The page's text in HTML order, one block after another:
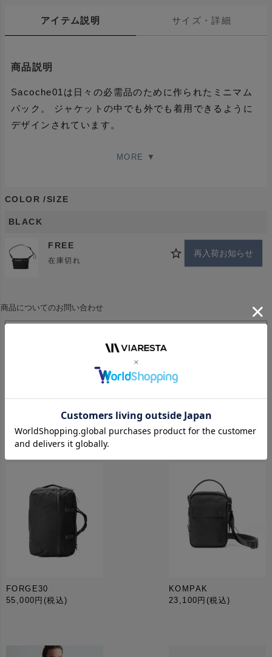
アイテム説明 サイズ・詳細
商品説明
Sacoche01は日々の必需品のために作られたミニマム
パック。 ジャケットの中でも外でも着用できるように
デザインされています。
COLOR SIZE
BLACK
FREE
在庫切れ
再入荷お知らせ
商品についてのお問い合わせ
※この商品はお取り寄せ商品です
発送目安は5日以内です
めご了承ください
おすすめ商品
FORGE30
55,000円 (税込)
KOMPAK
23,100円 (税込)